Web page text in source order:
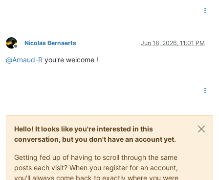
Offline
Nicolas Bernaerts Jun 18, 2026, 11:01 PM
@Arnaud-R you're welcome !
Hello! It looks like you're interested in this
conversation, but you don't have an account yet.
Getting fed up of having to scroll through the same
posts each visit? When you register for an account,
you'll always come back to exactly where you were